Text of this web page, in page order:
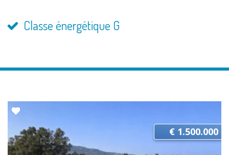
Classe énergétique G
€ 1.500.000